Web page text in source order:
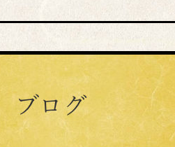
ブログ